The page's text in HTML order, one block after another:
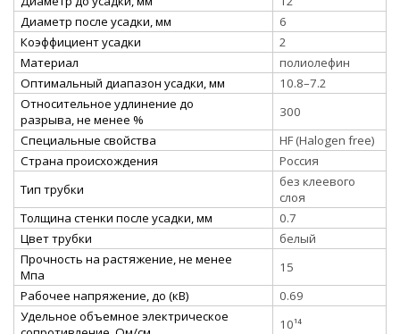
Диаметр после усадки, мм
6
Коэффициент усадки
2
Материал
полиолефин
Оптимальный диапазон усадки, мм
10.8–7.2
Относительное удлинение до
разрыва, не менее %
300
Специальные свойства
HF (Halogen free)
Страна происхождения
Россия
Тип трубки
без клеевого
слоя
Толщина стенки после усадки, мм
0.7
Цвет трубки
белый
Прочность на растяжение, не менее
Мпа
15
Рабочее напряжение, до (кВ)
0.69
Удельное объемное электрическое
10¹⁴